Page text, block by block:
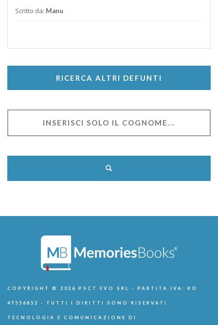
Scritto da: Manu
RICERCA ALTRI DEFUNTI
COPYRIGHT © 2026 PSCT EVO SRL - PARTITA IVA: RO
47556852 - TUTTI I DIRITTI SONO RISERVATI
TECNOLOGIA E COMUNICAZIONE DI